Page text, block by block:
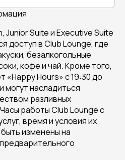
Junior Suite и Executive Suite
доступ в Club Lounge, где
безалкогольные
кофе и чай. Кроме того,
«Happy Hours» с 19:30 до
могут насладиться
разливных
работы Club Lounge с
время и условия их
изменены на